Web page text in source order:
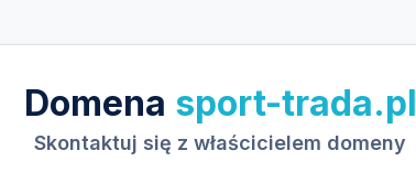
Domena sport-trada.pl
Skontaktuj się z właścicielem domeny